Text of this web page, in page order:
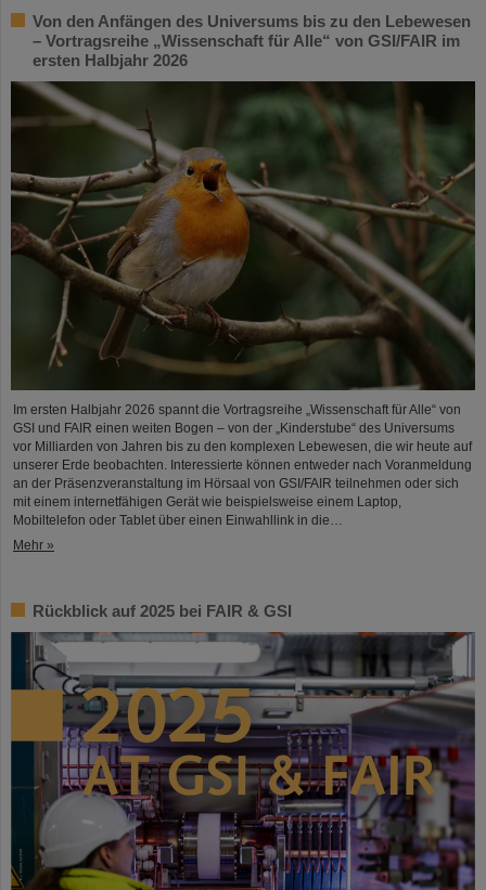
Von den Anfängen des Universums bis zu den Lebewesen
– Vortragsreihe „Wissenschaft für Alle“ von GSI/FAIR im
ersten Halbjahr 2026
Im ersten Halbjahr 2026 spannt die Vortragsreihe „Wissenschaft für Alle“ von
GSI und FAIR einen weiten Bogen – von der „Kinderstube“ des Universums
vor Milliarden von Jahren bis zu den komplexen Lebewesen, die wir heute auf
unserer Erde beobachten. Interessierte können entweder nach Voranmeldung
an der Präsenzveranstaltung im Hörsaal von GSI/FAIR teilnehmen oder sich
mit einem internetfähigen Gerät wie beispielsweise einem Laptop,
Mobiltelefon oder Tablet über einen Einwahllink in die…
Mehr »
Rückblick auf 2025 bei FAIR & GSI